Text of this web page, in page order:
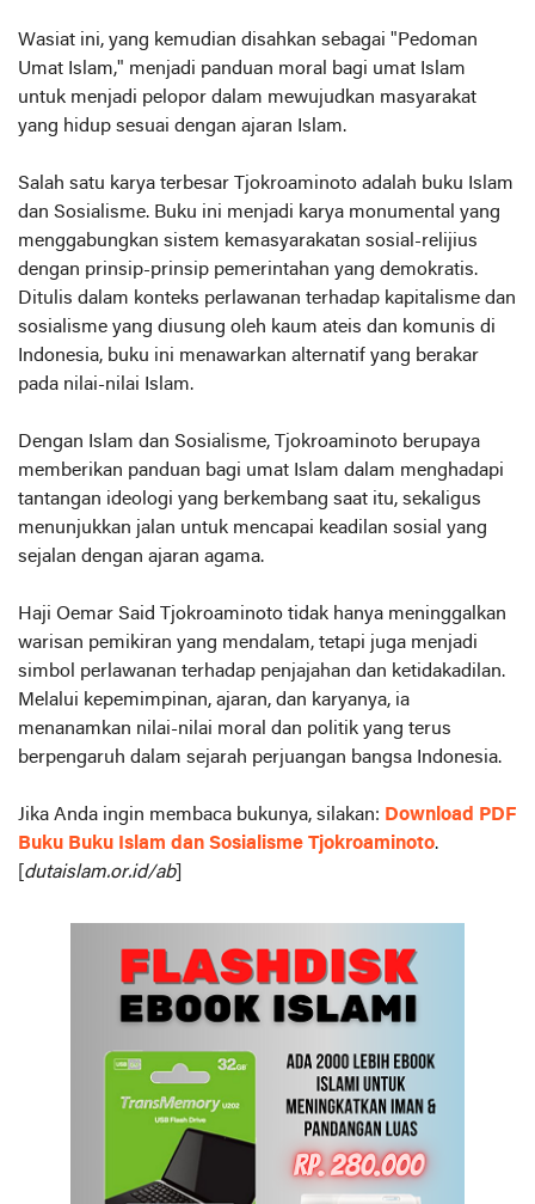
Wasiat ini, yang kemudian disahkan sebagai "Pedoman
Umat Islam," menjadi panduan moral bagi umat Islam
untuk menjadi pelopor dalam mewujudkan masyarakat
yang hidup sesuai dengan ajaran Islam.
Salah satu karya terbesar Tjokroaminoto adalah buku Islam
dan Sosialisme. Buku ini menjadi karya monumental yang
menggabungkan sistem kemasyarakatan sosial-relijius
dengan prinsip-prinsip pemerintahan yang demokratis.
Ditulis dalam konteks perlawanan terhadap kapitalisme dan
sosialisme yang diusung oleh kaum ateis dan komunis di
Indonesia, buku ini menawarkan alternatif yang berakar
pada nilai-nilai Islam.
Dengan Islam dan Sosialisme, Tjokroaminoto berupaya
memberikan panduan bagi umat Islam dalam menghadapi
tantangan ideologi yang berkembang saat itu, sekaligus
menunjukkan jalan untuk mencapai keadilan sosial yang
sejalan dengan ajaran agama.
Haji Oemar Said Tjokroaminoto tidak hanya meninggalkan
warisan pemikiran yang mendalam, tetapi juga menjadi
simbol perlawanan terhadap penjajahan dan ketidakadilan.
Melalui kepemimpinan, ajaran, dan karyanya, ia
menanamkan nilai-nilai moral dan politik yang terus
berpengaruh dalam sejarah perjuangan bangsa Indonesia.
Jika Anda ingin membaca bukunya, silakan: Download PDF
Buku Buku Islam dan Sosialisme Tjokroaminoto.
dutaislam.or.id/ab]